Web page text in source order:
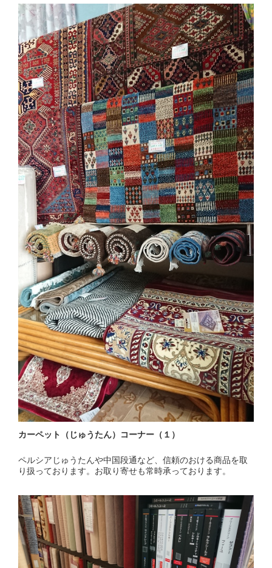
カーペット（じゅうたん）コーナー（１）
ペルシアじゅうたんや中国段通など、信頼のおける商品を取
り扱っております。お取り寄せも常時承っております。